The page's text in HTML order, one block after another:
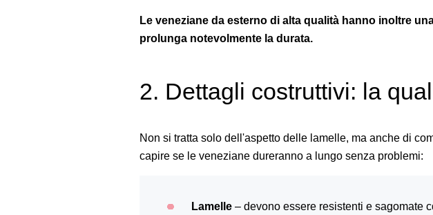
Le veneziane da esterno di alta qualità hanno inoltre
prolunga notevolmente la durata.
2. Dettagli costruttivi: la
Non si tratta solo dell'aspetto delle lamelle, ma anche di
capire se le veneziane dureranno a lungo senza problemi:
Lamelle – devono essere resistenti e sagomate